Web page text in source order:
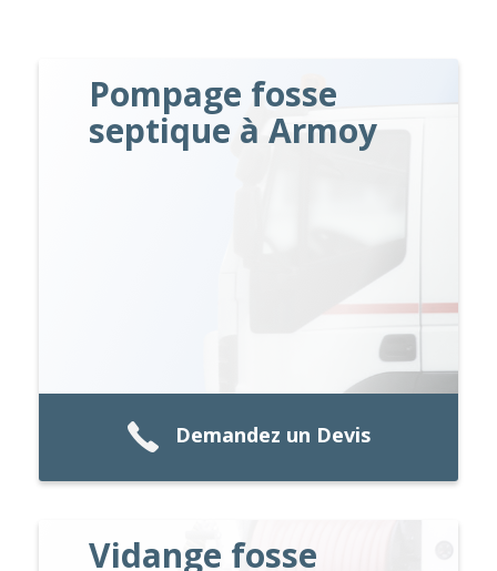
Pompage fosse
septique à Armoy
Demandez un Devis
Vidange fosse